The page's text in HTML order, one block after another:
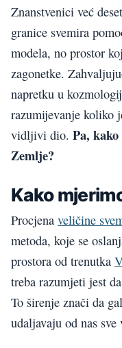
Znanstvenici već
granice svemira
modela, no prostor
zagonetke.
napretku u
razumijevanje koliko
vidljivi dio. Pa,
Zemlje?
Kako
Procjena veličine
metoda, koje se
prostora od trenutka
treba razumjeti jest
To širenje znači da
udaljavaju od nas